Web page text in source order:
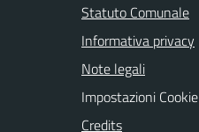
Statuto Comunale
Informativa privacy
Note legali
Impostazioni Cookie
Credits